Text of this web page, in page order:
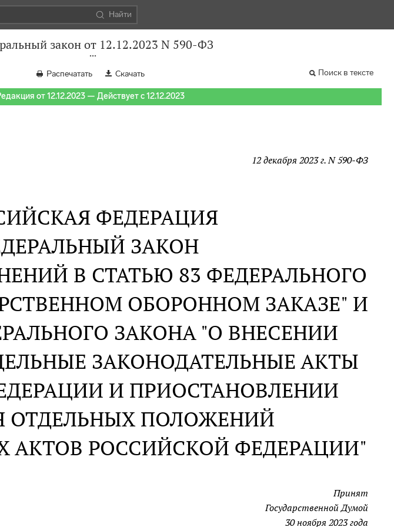
Найти
закон от 12.12.2023 N 590-ФЗ
Распечатать Скачать Поиск в тексте
от 12.12.2023 — Действует с 12.12.2023
12 декабря 2023 г. N 590-ФЗ
ФЕДЕРАЦИЯ
ЗАКОН
В СТАТЬЮ 83 ФЕДЕРАЛЬНОГО
ОБОРОННОМ ЗАКАЗЕ" И
ЗАКОНА "О ВНЕСЕНИИ
ЗАКОНОДАТЕЛЬНЫЕ АКТЫ
И ПРИОСТАНОВЛЕНИИ
ОТДЕЛЬНЫХ ПОЛОЖЕНИЙ
АКТОВ РОССИЙСКОЙ ФЕДЕРАЦИИ"
Принят
Государственной Думой
30 ноября 2023 года